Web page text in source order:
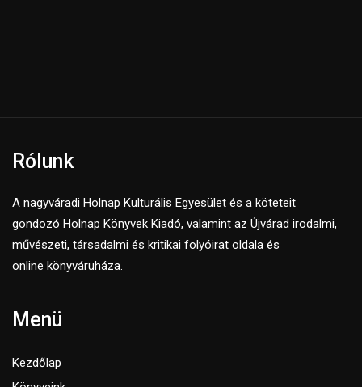
Rólunk
A nagyváradi Holnap Kulturális Egyesület és a köteteit
gondozó Holnap Könyvek Kiadó, valamint az Újvárad irodalmi,
művészeti, társadalmi és kritikai folyóirat oldala és
online könyváruháza.
Menü
Kezdőlap